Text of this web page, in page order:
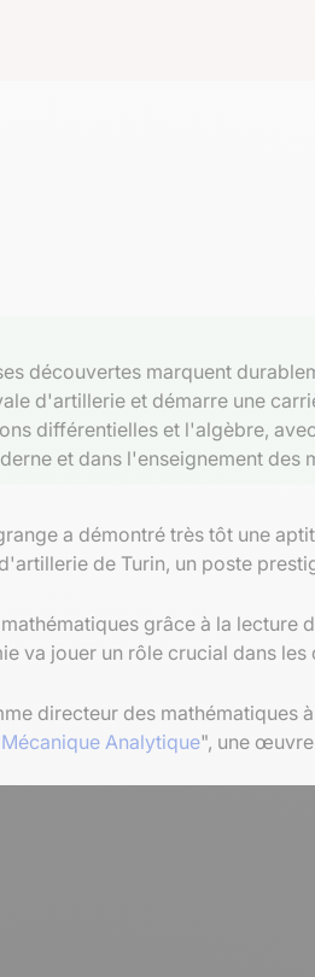
découvertes marquent
d'artillerie et démarre une
différentielles et l'algèbre,
et dans l'enseignement des
a démontré très tôt une
de Turin, un poste
grâce à la lecture
va jouer un rôle crucial dans
directeur des mathématiques
Mécanique Analytique", une